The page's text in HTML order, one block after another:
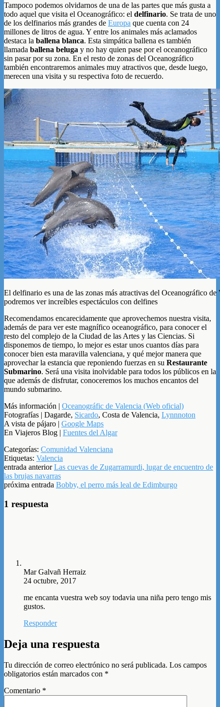
Tampoco podemos olvidarnos de una de las partes que más gusta a
todo aquel que visita el Oceanográfico: el delfinario. Se trata de uno
de los delfinarios más grandes de Europa que cuenta con 24
millones de litros de agua. Y entre los animales más aclamados
destaca la ballena blanca. Esta simpática ballena es también
llamada ballena beluga y no hay quien pase por el oceanográfico
sin pasar por su zona. En el resto de zonas del Oceanográfico
también encontraremos animales muy atractivos que, desde luego,
merecen una visita y su respectiva foto de recuerdo.
El delfinario es una de las zonas más atractivas del Oceanográfico de
podremos ver increíbles espectáculos con delfines
Recomendamos encarecidamente que aprovechemos nuestra visita,
además de para ver este magnífico oceanográfico, para conocer el
resto del complejo de la Ciudad de las Artes y las Ciencias. Si
disponemos de tiempo, lo mejor es estar unos cuantos días para
conocer bien esta maravilla valenciana, y qué mejor manera que
aprovechar la estancia que reponiendo fuerzas en su Restaurante
Submarino. Será una visita inolvidable para todos los públicos en la
que además de disfrutar, conoceremos los muchos encantos del
mundo submarino.
Más información | Oceanográfic de Valencia (Web oficial)
Fotografías | Dagarde, Sicardo, Costa de Valencia, Lynnnoton
A vista de pájaro | Google Maps
En Viajeros Blog | Fuentes del Algar
Categorías: Comunidad Valenciana
Etiquetas: Valencia
entrada anteriorLas cuevas de Zugarramurdi, lugar de encuentro de
las brujas navarras
próxima entrada Bobby, el perro más leal de Edimburgo
1 respuesta
Mar Galvañ Herraiz
24 octubre, 2017
me encanta vuestra web soy todavia una niña pero tengo mis
gustos.
Responder
Deja una respuesta
Tu dirección de correo electrónico no será publicada. Los campos
obligatorios están marcados con *
Comentario *